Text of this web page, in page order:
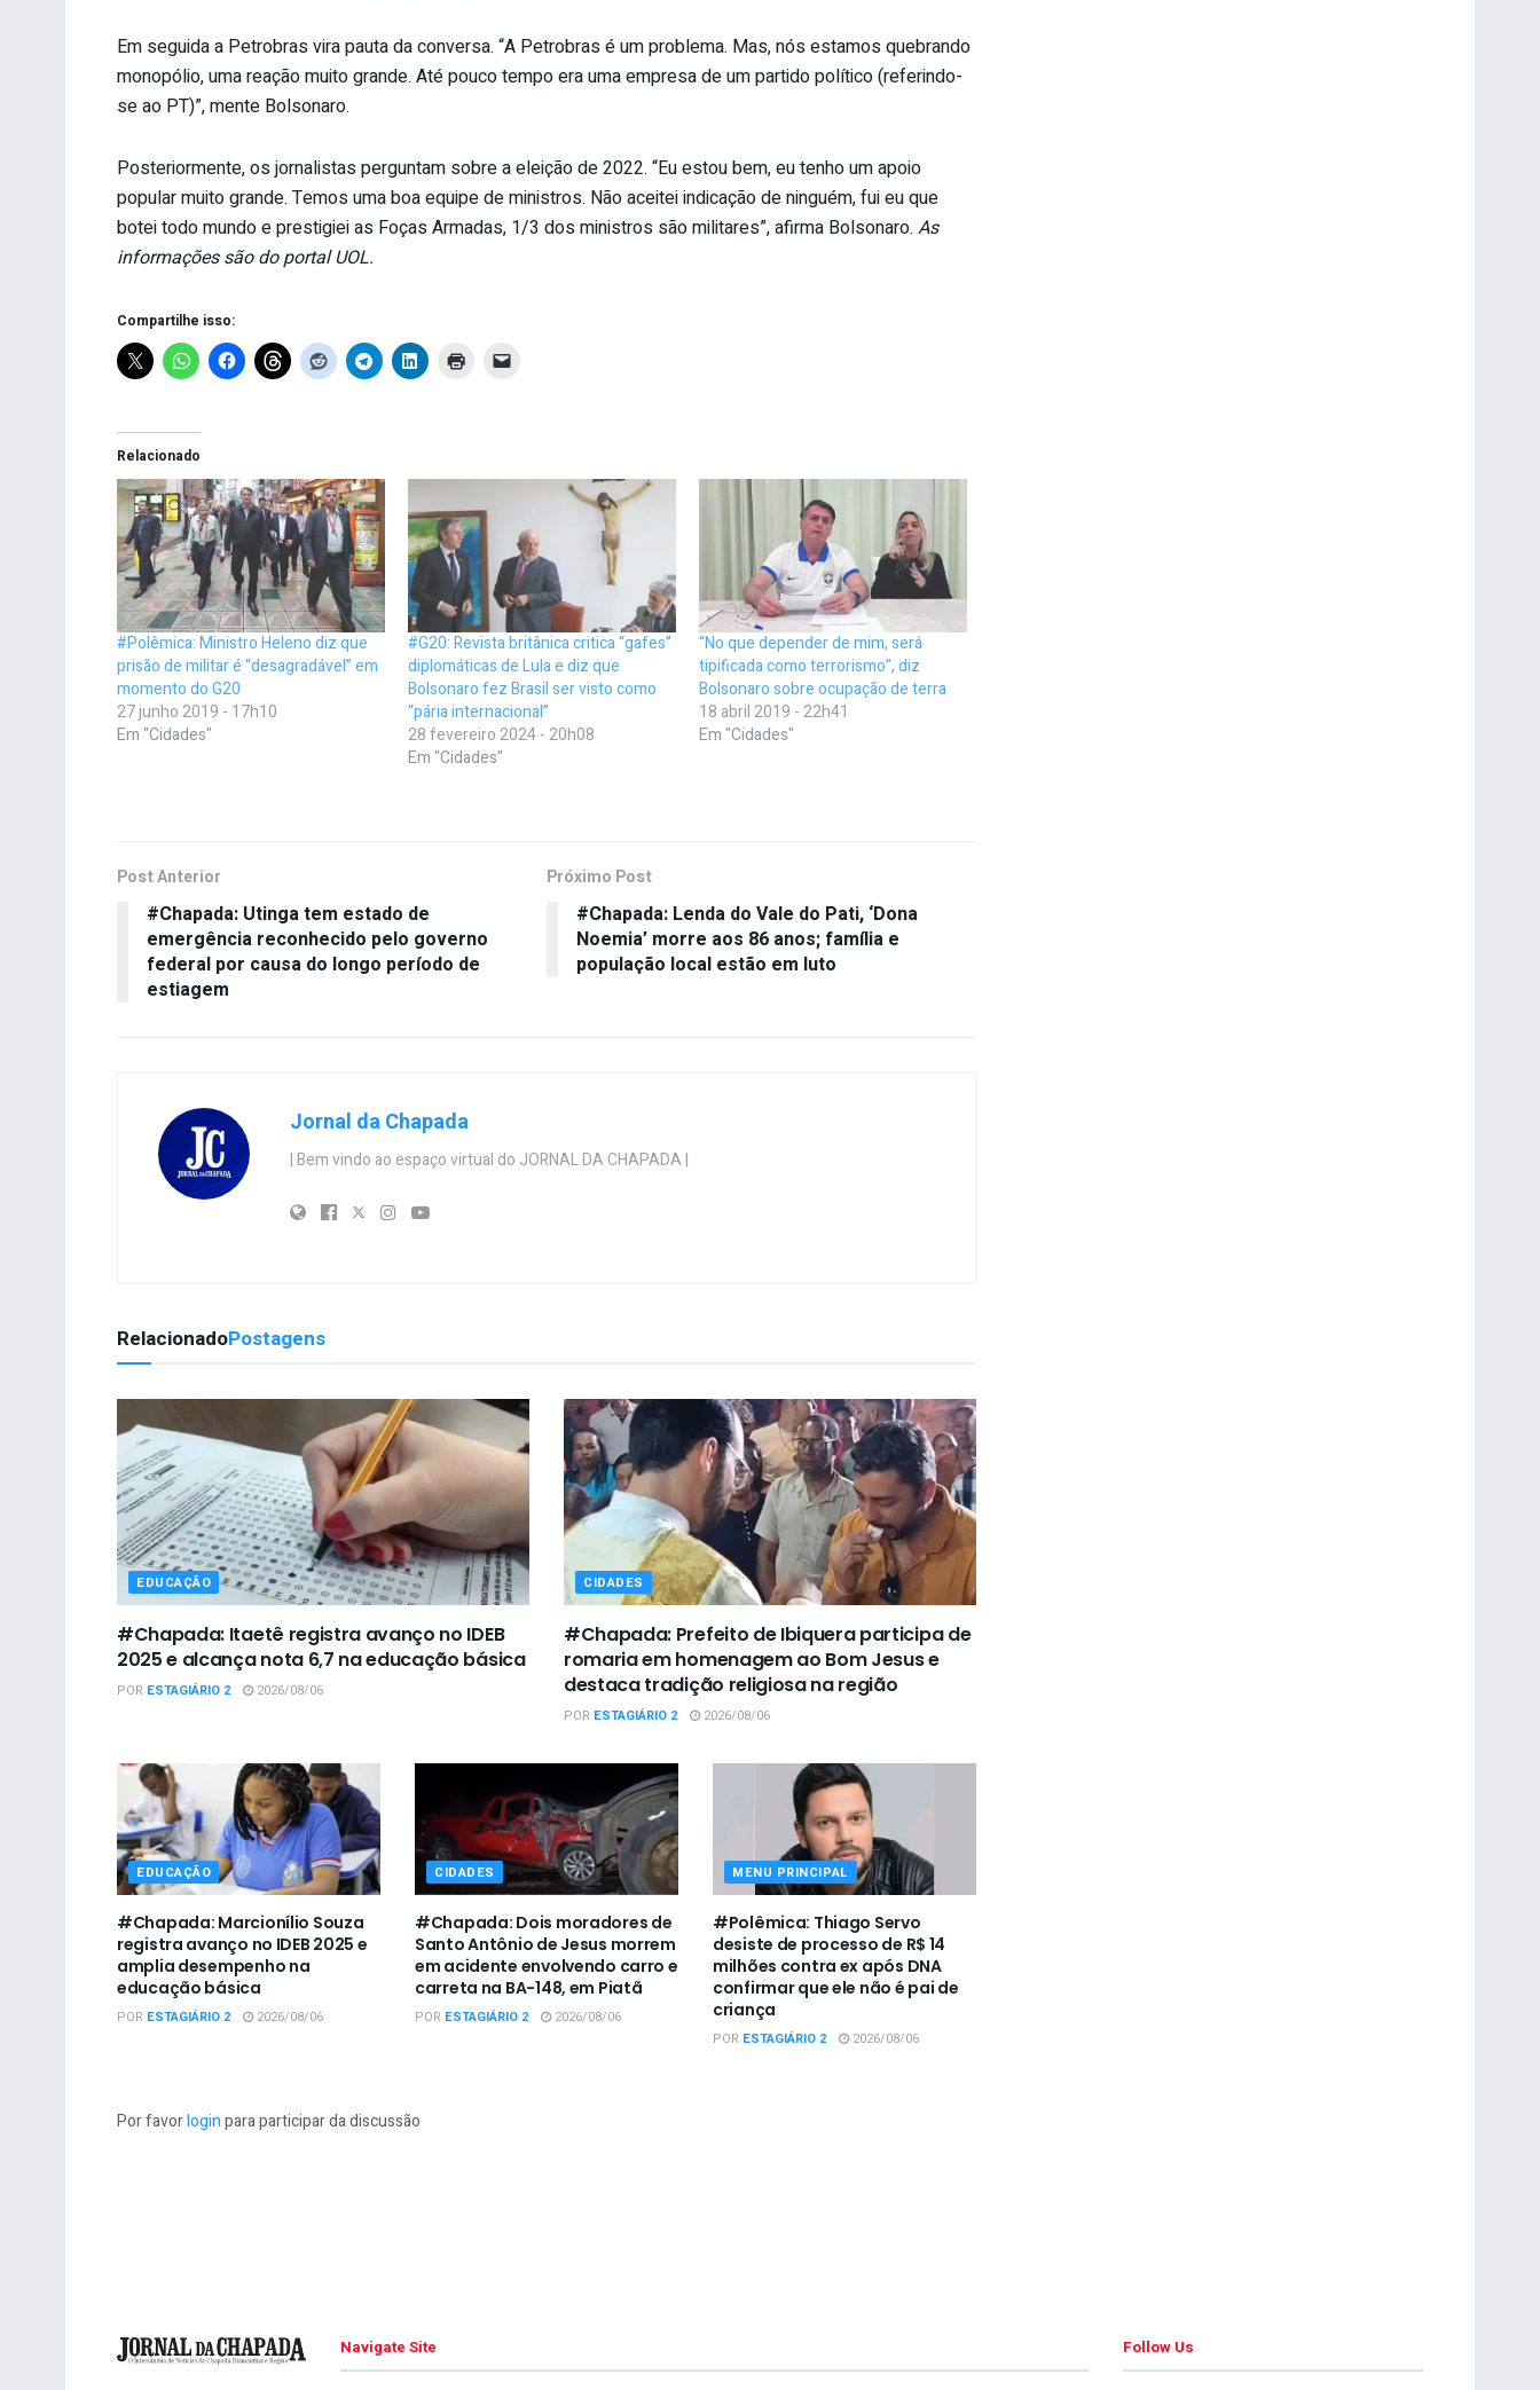
Em seguida a Petrobras vira pauta da conversa. “A Petrobras é um problema. Mas, nós estamos quebrando
monopólio, uma reação muito grande. Até pouco tempo era uma empresa de um partido político (referindo-
se ao PT)”, mente Bolsonaro.
Posteriormente, os jornalistas perguntam sobre a eleição de 2022. “Eu estou bem, eu tenho um apoio
popular muito grande. Temos uma boa equipe de ministros. Não aceitei indicação de ninguém, fui eu que
botei todo mundo e prestigiei as Foças Armadas, 1/3 dos ministros são militares”, afirma Bolsonaro. As
informações são do portal UOL.
Compartilhe isso:
Relacionado
#Polêmica: Ministro Heleno diz que
prisão de militar é “desagradável” em
momento do G20
27 junho 2019 - 17h10
Em "Cidades"
#G20: Revista britânica critica “gafes”
diplomáticas de Lula e diz que
Bolsonaro fez Brasil ser visto como
“pária internacional”
28 fevereiro 2024 - 20h08
Em "Cidades"
“No que depender de mim, será
tipificada como terrorismo”, diz
Bolsonaro sobre ocupação de terra
18 abril 2019 - 22h41
Em "Cidades"
Post Anterior
#Chapada: Utinga tem estado de
emergência reconhecido pelo governo
federal por causa do longo período de
estiagem
Próximo Post
#Chapada: Lenda do Vale do Pati, ‘Dona
Noemia’ morre aos 86 anos; família e
população local estão em luto
Jornal da Chapada
| Bem vindo ao espaço virtual do JORNAL DA CHAPADA |
RelacionadoPostagens
EDUCAÇÃO
#Chapada: Itaetê registra avanço no IDEB
2025 e alcança nota 6,7 na educação básica
POR ESTAGIÁRIO 2 2026/08/06
CIDADES
#Chapada: Prefeito de Ibiquera participa de
romaria em homenagem ao Bom Jesus e
destaca tradição religiosa na região
POR ESTAGIÁRIO 2 2026/08/06
EDUCAÇÃO
#Chapada: Marcionílio Souza
registra avanço no IDEB 2025 e
amplia desempenho na
educação básica
POR ESTAGIÁRIO 2 2026/08/06
CIDADES
#Chapada: Dois moradores de
Santo Antônio de Jesus morrem
em acidente envolvendo carro e
carreta na BA-148, em Piatã
POR ESTAGIÁRIO 2 2026/08/06
MENU PRINCIPAL
#Polêmica: Thiago Servo
desiste de processo de R$ 14
milhões contra ex após DNA
confirmar que ele não é pai de
criança
POR ESTAGIÁRIO 2 2026/08/06
Por favorloginpara participar da discussão
Navigate Site Follow Us